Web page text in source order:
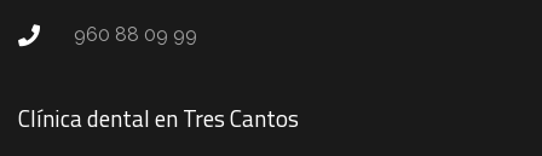
960 88 09 99
Clínica dental en Tres Cantos